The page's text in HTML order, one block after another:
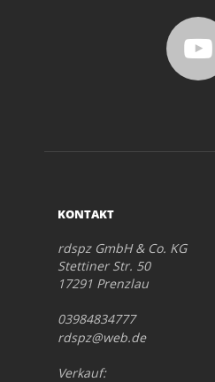
KONTAKT
rdspz GmbH & Co. KG
Stettiner Str. 50
17291 Prenzlau
03984834777
rdspz@web.de
Verkauf: